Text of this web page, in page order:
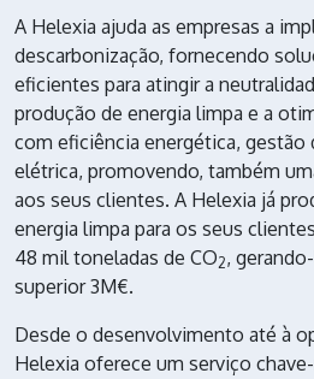
A Helexia ajuda as empresas a
descarbonização, fornecendo
eficientes para atingir a
produção de energia limpa e a
com eficiência energética, gestão
elétrica, promovendo, também
aos seus clientes. A Helexia já
energia limpa para os seus
48 mil toneladas de CO2,
superior 3M€.
Desde o desenvolvimento até à
Helexia oferece um serviço